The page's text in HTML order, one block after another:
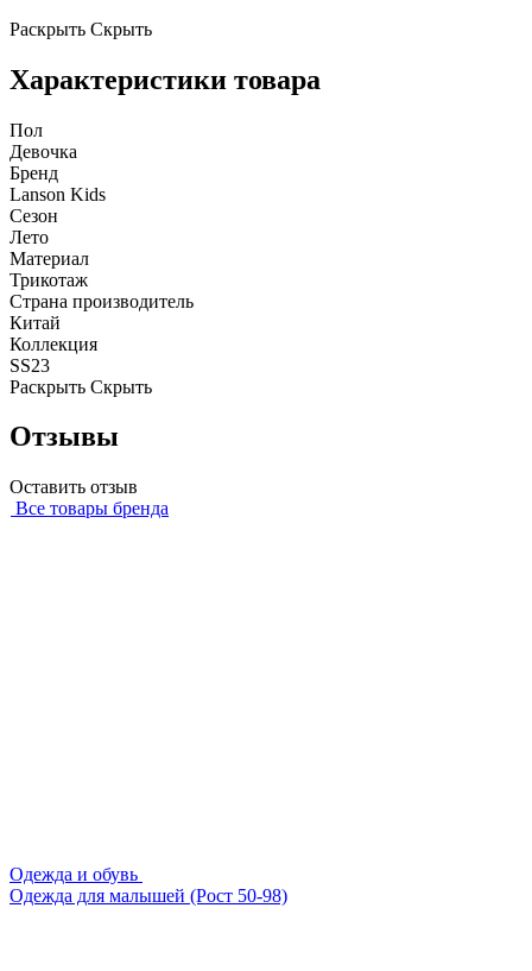
Раскрыть Скрыть
Характеристики товара
Пол
Девочка
Бренд
Lanson Kids
Сезон
Лето
Материал
Трикотаж
Страна производитель
Китай
Коллекция
SS23
Раскрыть Скрыть
Отзывы
Оставить отзыв
Все товары бренда
Одежда и обувь
Одежда для малышей (Рост 50-98)